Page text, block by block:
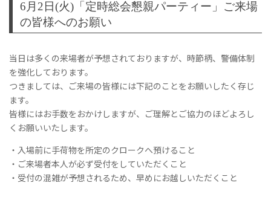
6月2日(火)「定時総会懇親パーティー」ご来場
の皆様へのお願い
当日は多くの来場者が予想されておりますが、時節柄、警備体制
を強化しております。
つきましては、ご来場の皆様には下記のことをお願いしたく存じ
ます。
皆様にはお手数をおかけしますが、ご理解とご協力のほどよろし
くお願いいたします。
・入場前に手荷物を所定のクロークへ預けること
・ご来場者本人が必ず受付をしていただくこと
・受付の混雑が予想されるため、早めにお越しいただくこと